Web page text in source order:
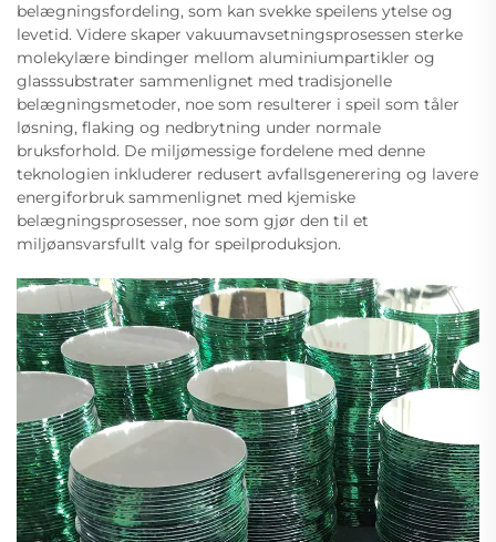
belægningsfordeling, som kan svekke speilens ytelse og
levetid. Videre skaper vakuumavsetningsprosessen sterke
molekylære bindinger mellom aluminiumpartikler og
glasssubstrater sammenlignet med tradisjonelle
belægningsmetoder, noe som resulterer i speil som tåler
løsning, flaking og nedbrytning under normale
bruksforhold. De miljømessige fordelene med denne
teknologien inkluderer redusert avfallsgenerering og lavere
energiforbruk sammenlignet med kjemiske
belægningsprosesser, noe som gjør den til et
miljøansvarsfullt valg for speilproduksjon.